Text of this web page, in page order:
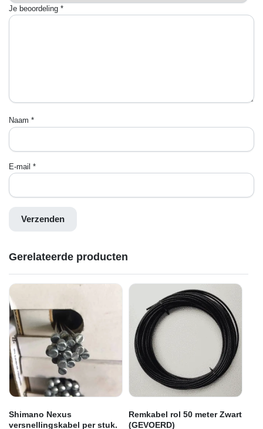
Je beoordeling *
Naam *
E-mail *
Gerelateerde producten
Shimano Nexus
versnellingskabel per stuk.
Remkabel rol 50 meter Zwart
(GEVOERD)